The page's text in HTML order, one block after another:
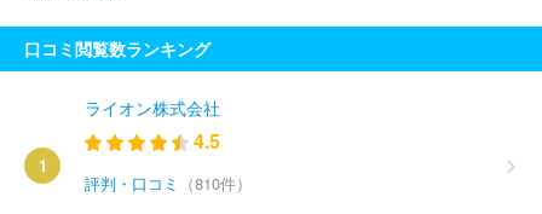
口コミ閲覧数ランキング
1
ライオン株式会社
4.5
評判・口コミ （810件）